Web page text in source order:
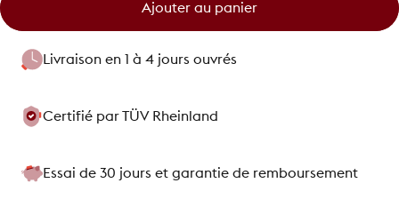
Ajouter au panier
Livraison en 1 à 4 jours ouvrés
Certifié par TÜV Rheinland
Essai de 30 jours et garantie de remboursement